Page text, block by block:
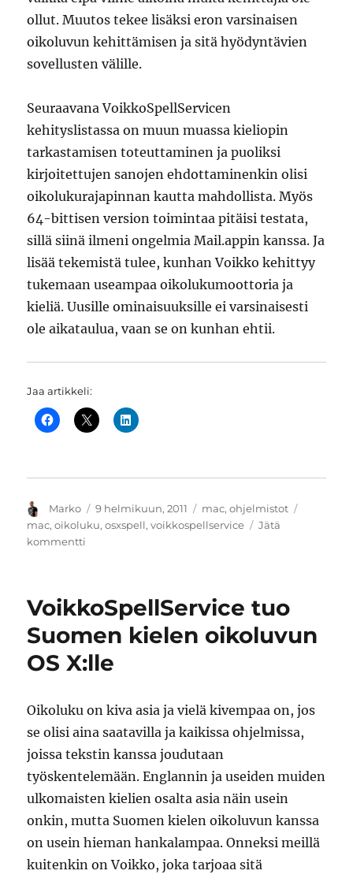
ollut. Muutos tekee lisäksi eron varsinaisen
oikoluvun kehittämisen ja sitä hyödyntävien
sovellusten välille.
Seuraavana VoikkoSpellServicen
kehityslistassa on muun muassa kieliopin
tarkastamisen toteuttaminen ja puoliksi
kirjoitettujen sanojen ehdottaminenkin olisi
oikolukurajapinnan kautta mahdollista. Myös
64-bittisen version toimintaa pitäisi testata,
sillä siinä ilmeni ongelmia Mail.appin kanssa. Ja
lisää tekemistä tulee, kunhan Voikko kehittyy
tukemaan useampaa oikolukumoottoria ja
kieliä. Uusille ominaisuuksille ei varsinaisesti
ole aikataulua, vaan se on kunhan ehtii.
Jaa artikkeli:
Kirjoittaja
Marko Julkaistu
9 helmikuun, 2011 Kategoriat
mac,ohjelmistot
mac,oikoluku,osxspell,voikkospellservice
Jätä
kommentti
oikolukuun
sanakirjan
VoikkoSpellService tuo
Suomen kielen oikoluvun
OS X:lle
Oikoluku on kiva asia ja vielä kivempaa on, jos
se olisi aina saatavilla ja kaikissa ohjelmissa,
joissa tekstin kanssa joudutaan
työskentelemään. Englannin ja useiden muiden
ulkomaisten kielien osalta asia näin usein
onkin, mutta Suomen kielen oikoluvun kanssa
on usein hieman hankalampaa. Onneksi meillä
kuitenkin on Voikko, joka tarjoaa sitä